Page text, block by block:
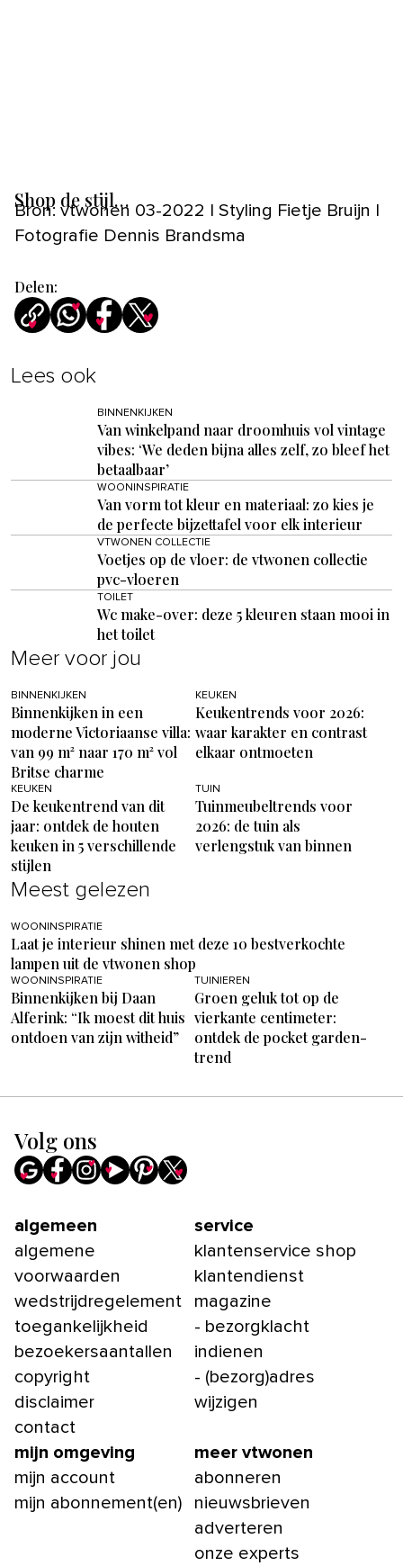
Shop de stijl…
Bron: vtwonen 03-2022 | Styling Fietje Bruijn |
Fotografie Dennis Brandsma
Delen:
Lees ook
BINNENKIJKEN
Van winkelpand naar droomhuis vol vintage
vibes: ‘We deden bijna alles zelf, zo bleef het
betaalbaar’
WOONINSPIRATIE
Van vorm tot kleur en materiaal: zo kies je
de perfecte bijzettafel voor elk interieur
VTWONEN COLLECTIE
Voetjes op de vloer: de vtwonen collectie
pvc-vloeren
TOILET
Wc make-over: deze 5 kleuren staan mooi in
het toilet
Meer voor jou
BINNENKIJKEN
Binnenkijken in een
moderne Victoriaanse villa:
van 99 m² naar 170 m² vol
Britse charme
KEUKEN
Keukentrends voor 2026:
waar karakter en contrast
elkaar ontmoeten
KEUKEN
De keukentrend van dit
jaar: ontdek de houten
keuken in 5 verschillende
stijlen
TUIN
Tuinmeubeltrends voor
2026: de tuin als
verlengstuk van binnen
Meest gelezen
WOONINSPIRATIE
Laat je interieur shinen met deze 10 bestverkochte
lampen uit de vtwonen shop
WOONINSPIRATIE
Binnenkijken bij Daan
Alferink: “Ik moest dit huis
ontdoen van zijn witheid”
TUINIEREN
Groen geluk tot op de
vierkante centimeter:
ontdek de pocket garden-
trend
Volg ons
algemeen
algemene
voorwaarden
wedstrijdregelement
toegankelijkheid
bezoekersaantallen
copyright
disclaimer
contact
service
klantenservice shop
klantendienst
magazine
- bezorgklacht
indienen
- (bezorg)adres
wijzigen
mijn omgeving
mijn account
mijn abonnement(en)
meer vtwonen
abonneren
nieuwsbrieven
adverteren
onze experts